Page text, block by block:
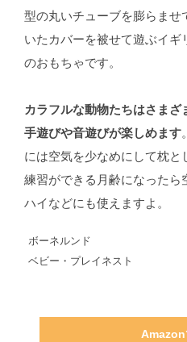
型の丸いチューブを膨らませ
いたカバーを被せて遊ぶイギ
のおもちゃです。
カラフルな動物たちはさまざ
手遊びや音遊びが楽しめます
には空気を少なめにして枕と
練習ができる月齢になったら
ハイなどにも使えますよ。
ボーネルンド
ベビー・プレイネスト
Amazon